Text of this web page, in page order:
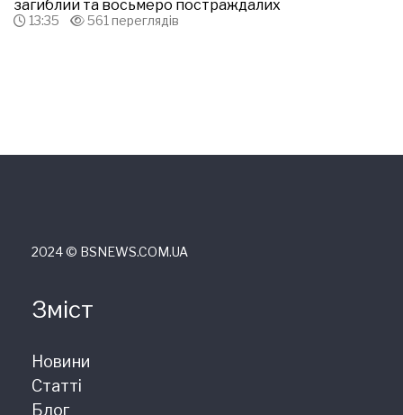
загиблий та восьмеро постраждалих
13:35 561 переглядів
2024 © ВSNEWS.COM.UA
Зміст
Новини
Статті
Блог